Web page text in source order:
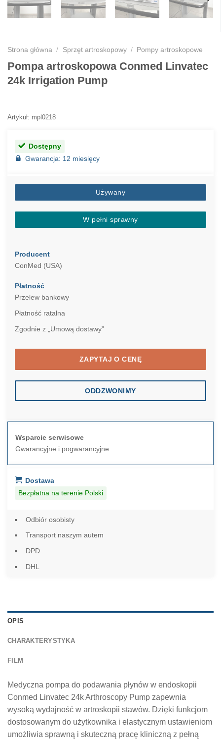
Strona główna / Sprzęt artroskopowy / Pompy artroskopowe
Pompa artroskopowa Conmed Linvatec
24k Irrigation Pump
Artykuł: mpl0218
Dostępny
Gwarancja: 12 miesięcy
Używany
W pełni sprawny
Producent
ConMed (USA)
Płatność
Przelew bankowy
Płatność ratalna
Zgodnie z „Umową dostawy”
ZAPYTAJ O CENĘ
ODDZWONIMY
Wsparcie serwisowe
Gwarancyjne i pogwarancyjne
Dostawa
Bezpłatna na terenie Polski
Odbiór osobisty
Transport naszym autem
DPD
DHL
OPIS
CHARAKTERYSTYKA
FILM
Medyczna pompa do podawania płynów w endoskopii
Conmed Linvatec 24k Arthroscopy Pump zapewnia
wysoką wydajność w artroskopii stawów. Dzięki funkcjom
dostosowanym do użytkownika i elastycznym ustawieniom
umożliwia sprawną i skuteczną pracę kliniczną z pełną